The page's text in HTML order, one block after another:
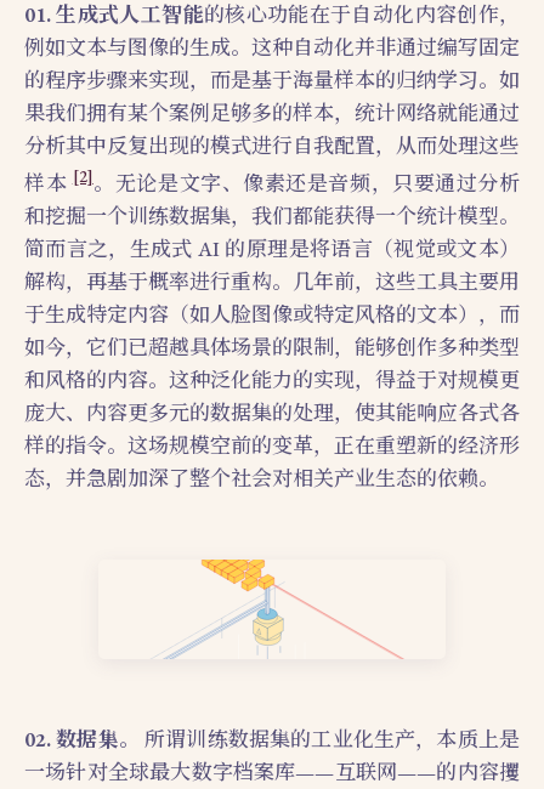
01. 生成式人工智能的核心功能在于自动化内容创作，
例如文本与图像的生成。这种自动化并非通过编写固定
的程序步骤来实现，而是基于海量样本的归纳学习。如
果我们拥有某个案例足够多的样本，统计网络就能通过
分析其中反复出现的模式进行自我配置，从而处理这些
样本[2]。无论是文字、像素还是音频，只要通过分析
和挖掘一个训练数据集，我们都能获得一个统计模型。
简而言之，生成式 AI 的原理是将语言（视觉或文本）
解构，再基于概率进行重构。几年前，这些工具主要用
于生成特定内容（如人脸图像或特定风格的文本），而
如今，它们已超越具体场景的限制，能够创作多种类型
和风格的内容。这种泛化能力的实现，得益于对规模更
庞大、内容更多元的数据集的处理，使其能响应各式各
样的指令。这场规模空前的变革，正在重塑新的经济形
态，并急剧加深了整个社会对相关产业生态的依赖。
02. 数据集。
所谓训练数据集的工业化生产，本质上是
一场针对全球最大数字档案库——互联网——的内容攫